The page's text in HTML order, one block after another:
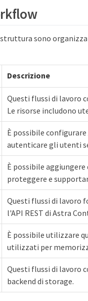
sono
Descrizione
Questi flussi di lavoro
Le risorse includono
È possibile
autenticare gli utenti
È possibile
proteggere e
Questi flussi di lavoro
l'API REST di Astra
È possibile utilizzare
utilizzati per
Questi flussi di lavoro
backend di storage.